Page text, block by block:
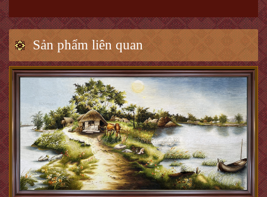
Sản phẩm liên quan